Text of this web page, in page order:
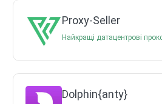
Proxy-Seller
Найкращі датацентрові
Dolphin{anty}